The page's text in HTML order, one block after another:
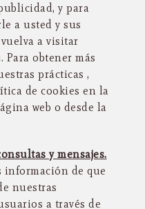
y para
a usted y sus
a visitar
Para obtener más
prácticas ,
de cookies en la
web o desde la
y mensajes.
información de que
nuestras
a través de